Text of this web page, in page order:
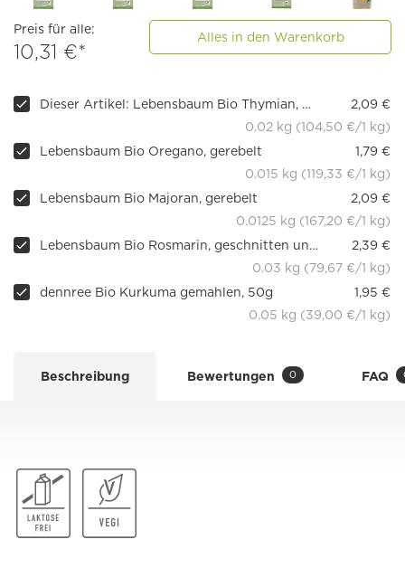
Preis für alle:
10,31 €*
Alles in den Warenkorb
Dieser Artikel: Lebensbaum Bio Thymian, gerebelt
2,09 €
0.02 kg (104,50 €/1 kg)
Lebensbaum Bio Oregano, gerebelt
1,79 €
0.015 kg (119,33 €/1 kg)
Lebensbaum Bio Majoran, gerebelt
2,09 €
0.0125 kg (167,20 €/1 kg)
Lebensbaum Bio Rosmarin, geschnitten und getrocknet
2,39 €
0.03 kg (79,67 €/1 kg)
dennree Bio Kurkuma gemahlen, 50g
1,95 €
0.05 kg (39,00 €/1 kg)
Beschreibung Bewertungen 0 FAQ